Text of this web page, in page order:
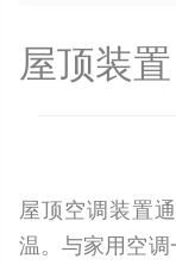
屋顶装置
屋顶空调装置
温。与家用空